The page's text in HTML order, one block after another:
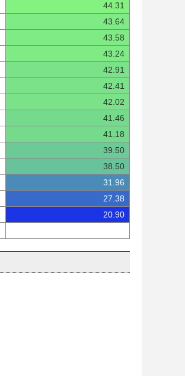
44.31
43.64
43.58
43.24
42.91
42.41
42.02
41.46
41.18
39.50
38.50
31.96
27.38
20.90